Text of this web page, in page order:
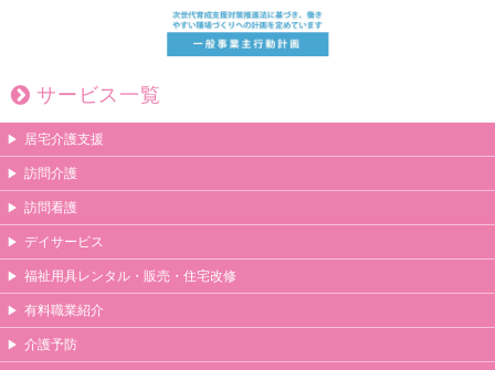
サービス一覧
居宅介護支援
訪問介護
訪問看護
デイサービス
福祉用具レンタル・販売・住宅改修
有料職業紹介
介護予防